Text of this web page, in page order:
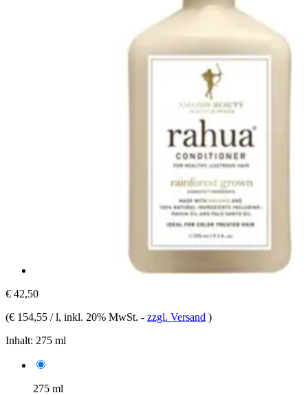
€ 42,50
(€ 154,55 / l, inkl. 20% MwSt. - zzgl. Versand )
Inhalt: 275 ml
275 ml